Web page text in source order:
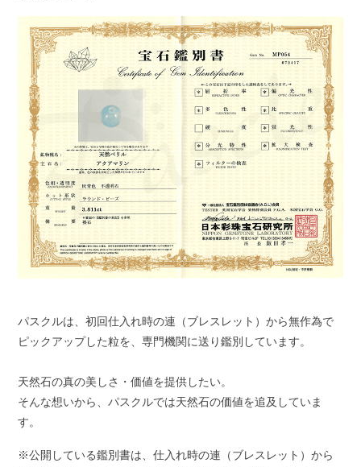
パスクルは、初回仕入れ時の連（ブレスレット）から無作為で
ピックアップした粒を、専門機関に送り鑑別しています。
天然石の真の美しさ・価値を提供したい。
そんな想いから、パスクルでは天然石の価値を追及していま
す。
※公開している鑑別書は、仕入れ時の連（ブレスレット）から